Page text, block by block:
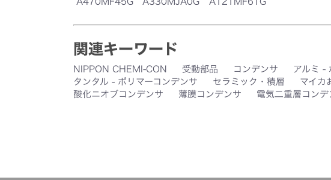
関連キーワード
NIPPON CHEMI-CON 受動部品 コンデンサ アルミ -
タンタル - ポリマーコンデンサ
セラミック・積層 マイカ
酸化ニオブコンデンサ
薄膜コンデンサ 電気二重層コンデ